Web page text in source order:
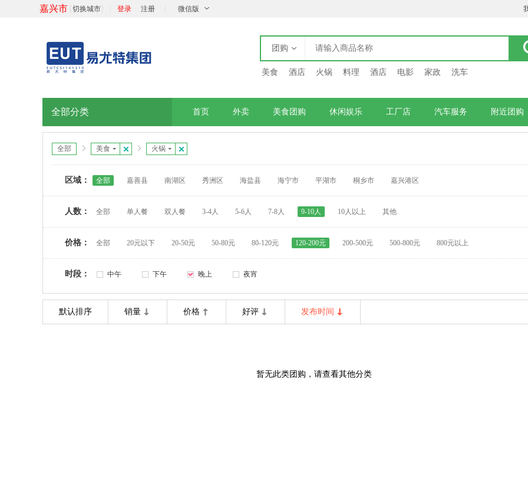
嘉兴市 切换城市 登录 注册 微信版
团购
美食 酒店 火锅 料理 酒店 电影 家政 洗车
全部分类 首页 外卖 美食团购 休闲娱乐 工厂店 汽车服务 附近团购
全部 美食 火锅
区域： 全部 嘉善县 南湖区 秀洲区 海盐县 海宁市 平湖市 桐乡市 嘉兴港区
人数： 全部 单人餐 双人餐 3-4人 5-6人 7-8人 9-10人 10人以上 其他
价格： 全部 20元以下 20-50元 50-80元 80-120元 120-200元 200-500元 500-800元 800元以上
时段： 中午 下午 晚上 夜宵
默认排序 销量 价格 好评 发布时间
暂无此类团购，请查看其他分类